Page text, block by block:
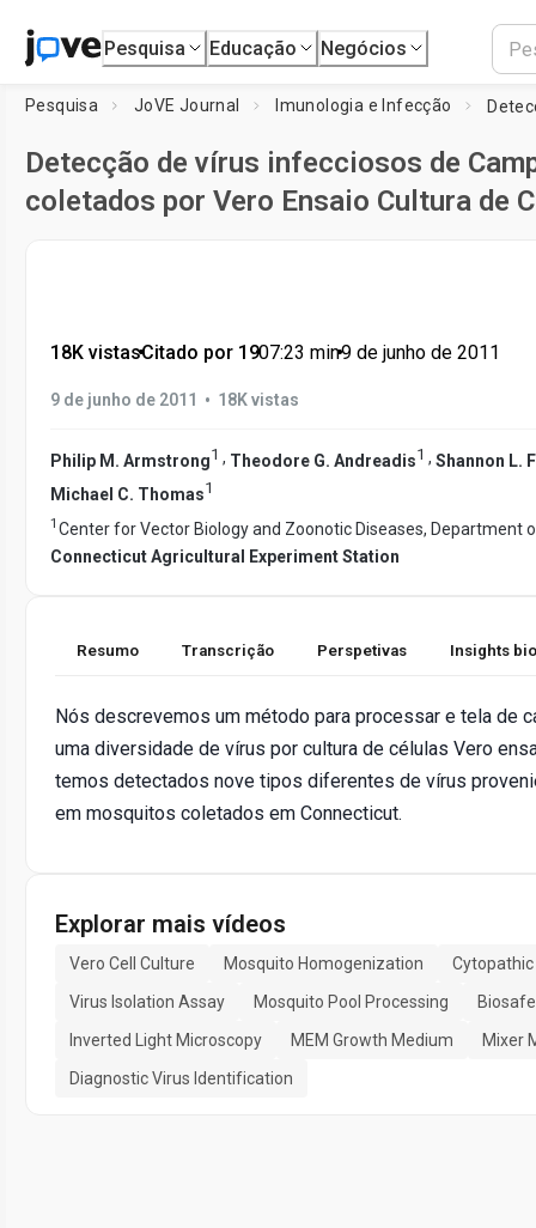
Pesquisa Educação Negócios
Pesquisa JoVE Journal Imunologia e Infecção
Detecção de vírus infecciosos de
coletados por Vero Ensaio Cultura de
18K vistas•Citado por 19•07:23 min•9 de junho de 2011
9 de junho de 2011 • 18K vistas
Philip M. Armstrong1 , Theodore G. Andreadis1 , Shannon L.
Michael C. Thomas1
1 Center for Vector Biology and Zoonotic Diseases, Department
Connecticut Agricultural Experiment Station
Resumo Transcrição Perspetivas Insights
Nós descrevemos um método para processar e tela de
uma diversidade de vírus por cultura de células Vero
temos detectados nove tipos diferentes de vírus
em mosquitos coletados em Connecticut.
Explorar mais vídeos
Vero Cell Culture Mosquito Homogenization
Virus Isolation Assay
Mosquito Pool Processing
Inverted Light Microscopy
MEM Growth Medium
Mixer
Diagnostic Virus Identification